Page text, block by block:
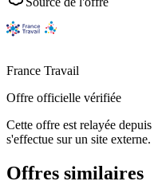
France Travail
Offre officielle vérifiée
Cette offre est relayée depuis
s'effectue sur un site externe.
Offres similaires